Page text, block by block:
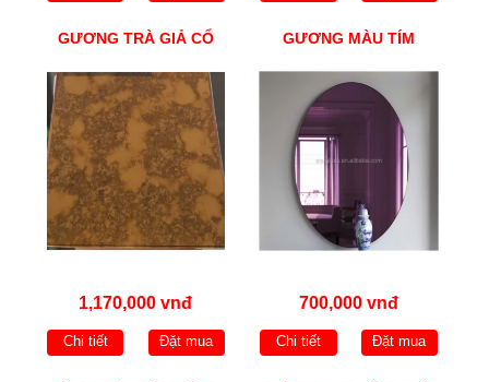
GƯƠNG TRÀ GIẢ CỔ
1,170,000 vnđ
Chi tiết Đặt mua
GƯƠNG MÀU TÍM
700,000 vnđ
Chi tiết Đặt mua